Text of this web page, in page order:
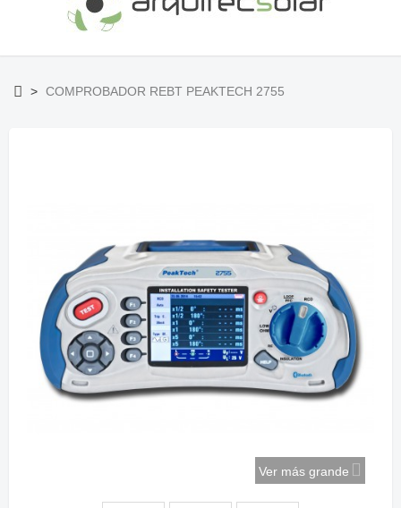
> COMPROBADOR REBT PEAKTECH 2755
Ver más grande